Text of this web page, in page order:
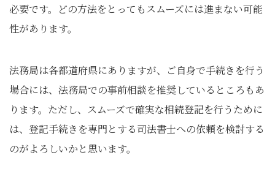
必要です。どの方法をとってもスムーズには進まない可能
性があります。
法務局は各都道府県にありますが、ご自身で手続きを行う
場合には、法務局での事前相談を推奨しているところもあ
ります。ただし、スムーズで確実な相続登記を行うために
は、登記手続きを専門とする司法書士への依頼を検討する
のがよろしいかと思います。